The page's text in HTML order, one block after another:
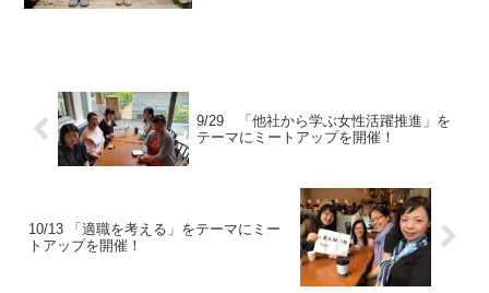
9/29 「他社から学ぶ女性活躍推進」を
テーマにミートアップを開催！
10/13 「適職を考える」をテーマにミー
トアップを開催！